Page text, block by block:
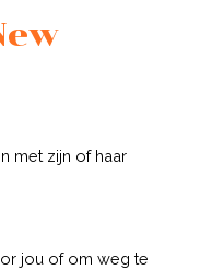
met zijn of haar
jou of om weg te